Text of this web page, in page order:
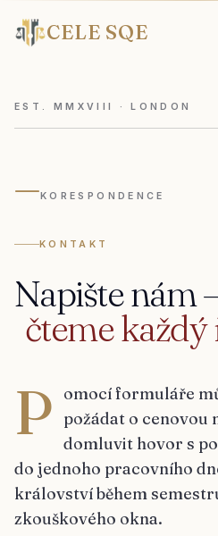
CELE SQE
EST. MMXVIII · LONDON
—KORESPONDENCE
KONTAKT
Napištenám
čtemekaždý
P
omocí formuláře
požádat o cenovou
domluvit hovor s
do jednoho pracovního
království během
zkouškového okna.